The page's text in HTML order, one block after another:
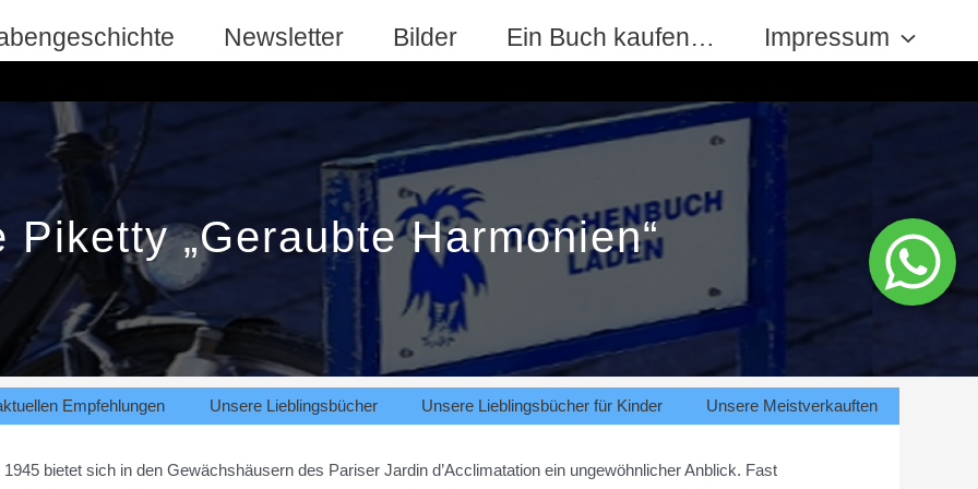
Newsletter Bilder Ein Buch kaufen… Impressum
Piketty „Geraubte Harmonien“
Empfehlungen Unsere Lieblingsbücher Unsere Lieblingsbücher für Kinder Unsere Meistverkauften
1945 bietet sich in den Gewächshäusern des Pariser Jardin d’Acclimatation ein ungewöhnlicher Anblick. Fast